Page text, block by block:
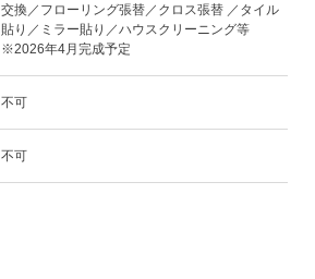
交換／フローリング張替／クロス張替 ／タイル
貼り／ミラー貼り／ハウスクリーニング等
※2026年4月完成予定
不可
不可